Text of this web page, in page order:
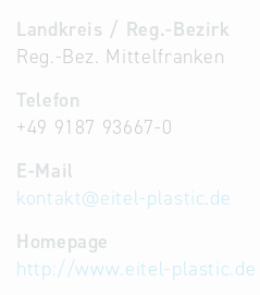
Landkreis / Reg.-Bezirk
Reg.-Bez. Mittelfranken
Telefon
+49 9187 93667-0
E-Mail
kontakt@eitel-plastic.de
Homepage
http://www.eitel-plastic.de